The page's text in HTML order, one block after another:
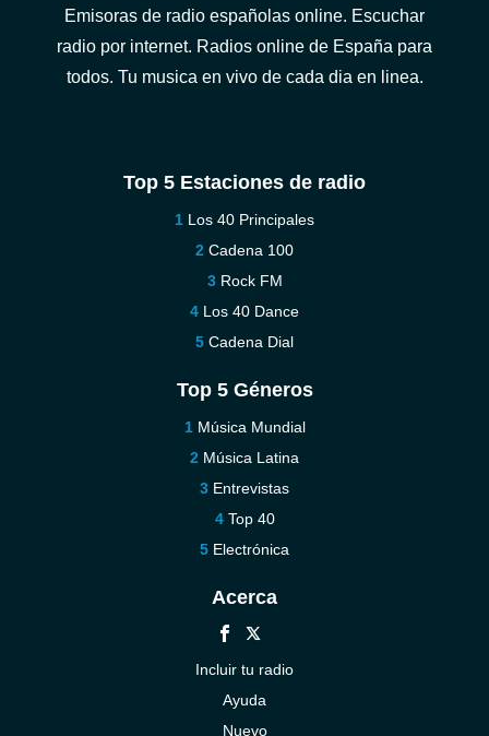
Emisoras de radio españolas online. Escuchar
radio por internet. Radios online de España para
todos. Tu musica en vivo de cada dia en linea.
Top 5 Estaciones de radio
Los 40 Principales
Cadena 100
Rock FM
Los 40 Dance
Cadena Dial
Top 5 Géneros
Música Mundial
Música Latina
Entrevistas
Top 40
Electrónica
Acerca
Incluir tu radio
Ayuda
Nuevo